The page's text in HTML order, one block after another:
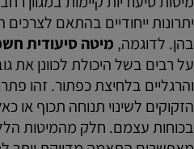
יתרונות ייחודיים בהתאם
בהן. לדוגמה, מיטה סיעודית
על רבים בשל היכולת לכוונן את
והרגליים בלחיצת כפתור. זהו
הזקוקים לשינוי תנוחה תכוף
בכוחות עצמם. חלק מהמיטות